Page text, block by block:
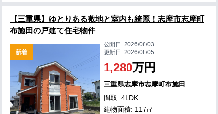
【三重県】ゆとりある敷地と室内も綺麗！志摩市志摩町
布施田の戸建て住宅物件
新着
公開日:2026/08/03
更新日:2026/08/05
1,280万円
三重県志摩市志摩町布施田
間取: 4LDK
建物面積: 117㎡